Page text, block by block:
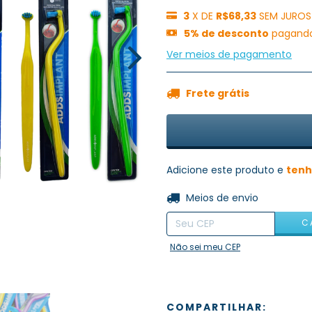
3 X DE R$68,33 SEM JUROS
5% de desconto
Ver meios de pagamento
Frete grátis
Adicione este produto e
Entregas para o CEP:
Meios de envio
Não sei meu CEP
COMPARTILHAR: